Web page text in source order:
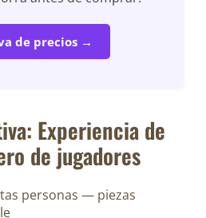
de precios →
Experiencia de
de jugadores